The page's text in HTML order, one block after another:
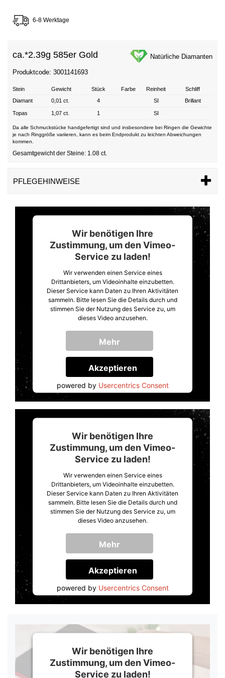
6-8 Werktage
ca.*2.39g 585er Gold Natürliche Diamanten
Produktcode: 3001141693
Stein Gewicht Stück Farbe Reinheit
Schliff
Diamant
0,01 ct. 4 SI Brillant
Topas 1,07 ct. 1 SI
Da alle Schmuckstücke handgefertigt sind und insbesondere bei Ringen die Gewichte
je nach Ringgröße variieren, kann es beim Endprodukt zu leichten Abweichungen
kommen.
Gesamtgewicht der Steine: 1.08 ct.
PFLEGEHINWEISE
Wir benötigen Ihre
Zustimmung, um den Vimeo-
Service zu laden!
Wir verwenden einen Service eines
Drittanbieters, um Videoinhalte einzubetten.
Dieser Service kann Daten zu Ihren Aktivitäten
sammeln. Bitte lesen Sie die Details durch und
stimmen Sie der Nutzung des Service zu, um
dieses Video anzusehen.
Mehr
Informationen
Akzeptieren
powered by Usercentrics Consent
Management Platform&Trusted Shops
Wir benötigen Ihre
Zustimmung, um den Vimeo-
Service zu laden!
Wir verwenden einen Service eines
Drittanbieters, um Videoinhalte einzubetten.
Dieser Service kann Daten zu Ihren Aktivitäten
sammeln. Bitte lesen Sie die Details durch und
stimmen Sie der Nutzung des Service zu, um
dieses Video anzusehen.
Mehr
Informationen
Akzeptieren
powered by Usercentrics Consent
Management Platform&Trusted Shops
Wir benötigen Ihre
Zustimmung, um den Vimeo-
Service zu laden!